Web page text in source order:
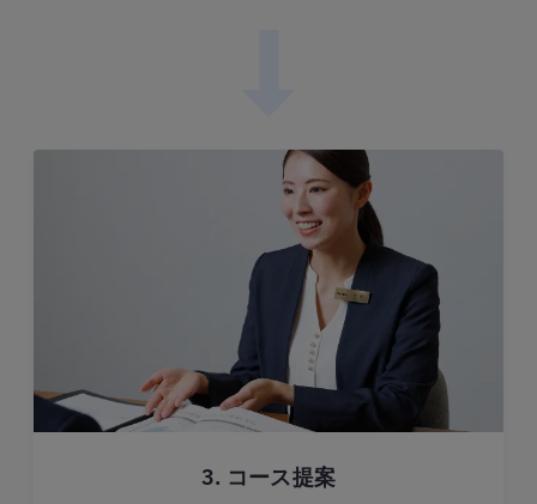
3. コース提案